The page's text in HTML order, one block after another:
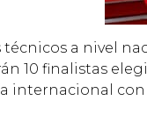
técnicos a nivel
10 finalistas
internacional con